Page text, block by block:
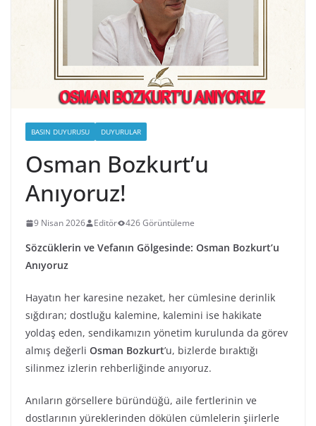
BASIN DUYURUSU DUYURULAR
Osman Bozkurt’u
Anıyoruz!
9 Nisan 2026 Editör 426 Görüntüleme
Sözcüklerin ve Vefanın Gölgesinde: Osman Bozkurt’u
Anıyoruz
Hayatın her karesine nezaket, her cümlesine derinlik
sığdıran; dostluğu kalemine, kalemini ise hakikate
yoldaş eden, sendikamızın yönetim kurulunda da görev
almış değerli Osman Bozkurt’u, bizlerde bıraktığı
silinmez izlerin rehberliğinde anıyoruz.
Anıların görsellere büründüğü, aile fertlerinin ve
dostlarının yüreklerinden dökülen cümlelerin şiirlerle